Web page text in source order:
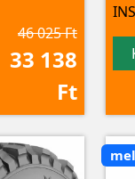
46 025 Ft
33 138
Ft